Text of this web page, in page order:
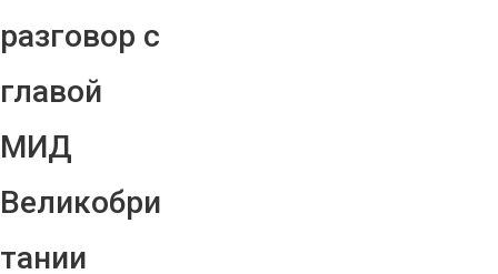
разговор с
главой
МИД
Великобри
тании